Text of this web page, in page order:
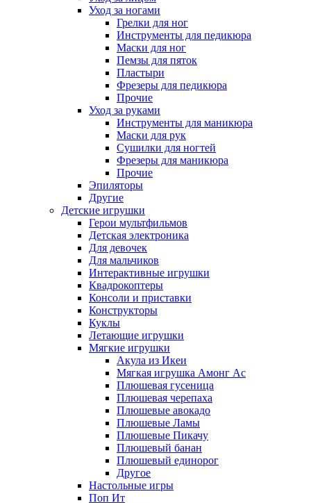
Уход за ногами
Грелки для ног
Инструменты для педикюра
Маски для ног
Пемзы для пяток
Пластыри
Фрезеры для педикюра
Прочие
Уход за руками
Инструменты для маникюра
Маски для рук
Сушилки для ногтей
Фрезеры для маникюра
Прочие
Эпиляторы
Другие
Детские игрушки
Герои мультфильмов
Детская электроника
Для девочек
Для мальчиков
Интерактивные игрушки
Квадрокоптеры
Консоли и приставки
Конструкторы
Куклы
Летающие игрушки
Мягкие игрушки
Акула из Икеи
Мягкая игрушка Амонг Ас
Плюшевая гусеница
Плюшевая черепаха
Плюшевые авокадо
Плюшевые Ламы
Плюшевые Пикачу
Плюшевый банан
Плюшевый единорог
Другое
Настольные игры
Поп Ит